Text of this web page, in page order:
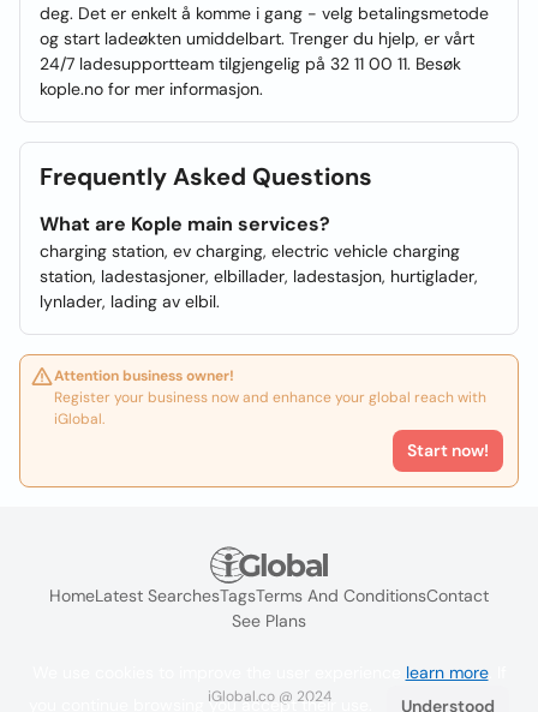
deg. Det er enkelt å komme i gang - velg betalingsmetode
og start ladeøkten umiddelbart. Trenger du hjelp, er vårt
24/7 ladesupportteam tilgjengelig på 32 11 00 11. Besøk
kople.no for mer informasjon.
Frequently Asked Questions
What are Kople main services?
charging station, ev charging, electric vehicle charging
station, ladestasjoner, elbillader, ladestasjon, hurtiglader,
lynlader, lading av elbil.
Attention business owner!
Register your business now and enhance your global reach with
iGlobal.
Start now!
HomeLatest SearchesTagsTerms And ConditionsContact
See Plans
iGlobal.co @ 2024
learn more. If
you continue browsing you accept their use.
Understood